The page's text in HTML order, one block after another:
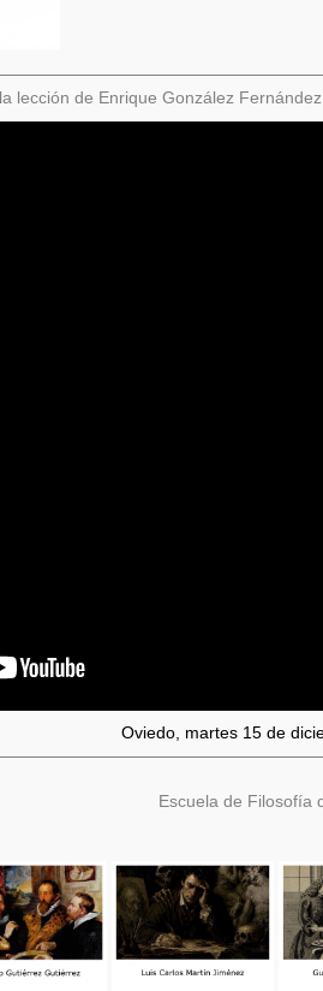
lección de Enrique González
Oviedo, martes 15 de
Escuela de Filosofía